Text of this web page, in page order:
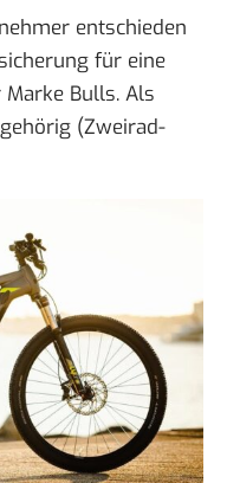
entschieden
für eine
Bulls. Als
(Zweirad-